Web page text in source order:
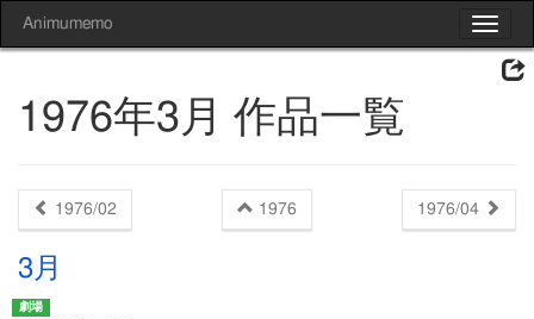
Toggle
Animumemo
1976年3月 作品一覧
1976/02 1976 1976/04
3月